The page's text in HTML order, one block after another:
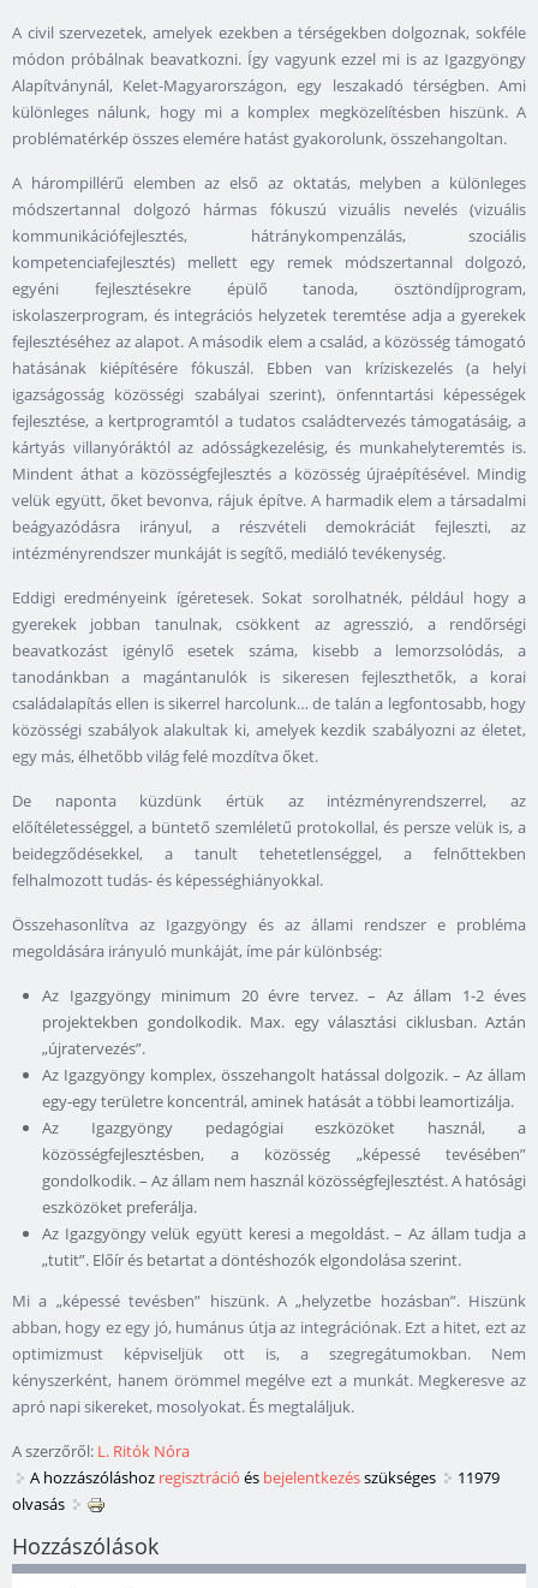
A civil szervezetek, amelyek ezekben a térségekben dolgoznak, sokféle
módon próbálnak beavatkozni. Így vagyunk ezzel mi is az Igazgyöngy
Alapítványnál, Kelet-Magyarországon, egy leszakadó térségben. Ami
különleges nálunk, hogy mi a komplex megközelítésben hiszünk. A
problématérkép összes elemére hatást gyakorolunk, összehangoltan.
A hárompillérű elemben az első az oktatás, melyben a különleges
módszertannal dolgozó hármas fókuszú vizuális nevelés (vizuális
kommunikációfejlesztés, hátránykompenzálás, szociális
kompetenciafejlesztés) mellett egy remek módszertannal dolgozó,
egyéni fejlesztésekre épülő tanoda, ösztöndíjprogram,
iskolaszerprogram, és integrációs helyzetek teremtése adja a gyerekek
fejlesztéséhez az alapot. A második elem a család, a közösség támogató
hatásának kiépítésére fókuszál. Ebben van kríziskezelés (a helyi
igazságosság közösségi szabályai szerint), önfenntartási képességek
fejlesztése, a kertprogramtól a tudatos családtervezés támogatásáig, a
kártyás villanyóráktól az adósságkezelésig, és munkahelyteremtés is.
Mindent áthat a közösségfejlesztés a közösség újraépítésével. Mindig
velük együtt, őket bevonva, rájuk építve. A harmadik elem a társadalmi
beágyazódásra irányul, a részvételi demokráciát fejleszti, az
intézményrendszer munkáját is segítő, mediáló tevékenység.
Eddigi eredményeink ígéretesek. Sokat sorolhatnék, például hogy a
gyerekek jobban tanulnak, csökkent az agresszió, a rendőrségi
beavatkozást igénylő esetek száma, kisebb a lemorzsolódás, a
tanodánkban a magántanulók is sikeresen fejleszthetők, a korai
családalapítás ellen is sikerrel harcolunk… de talán a legfontosabb, hogy
közösségi szabályok alakultak ki, amelyek kezdik szabályozni az életet,
egy más, élhetőbb világ felé mozdítva őket.
De naponta küzdünk értük az intézményrendszerrel, az
előítéletességgel, a büntető szemléletű protokollal, és persze velük is, a
beidegződésekkel, a tanult tehetetlenséggel, a felnőttekben
felhalmozott tudás- és képességhiányokkal.
Összehasonlítva az Igazgyöngy és az állami rendszer e probléma
megoldására irányuló munkáját, íme pár különbség:
Az Igazgyöngy minimum 20 évre tervez. – Az állam 1-2 éves
projektekben gondolkodik. Max. egy választási ciklusban. Aztán
„újratervezés”.
Az Igazgyöngy komplex, összehangolt hatással dolgozik. – Az állam
egy-egy területre koncentrál, aminek hatását a többi leamortizálja.
Az Igazgyöngy pedagógiai eszközöket használ, a
közösségfejlesztésben, a közösség „képessé tevésében”
gondolkodik. – Az állam nem használ közösségfejlesztést. A hatósági
eszközöket preferálja.
Az Igazgyöngy velük együtt keresi a megoldást. – Az állam tudja a
„tutit”. Előír és betartat a döntéshozók elgondolása szerint.
Mi a „képessé tevésben” hiszünk. A „helyzetbe hozásban”. Hiszünk
abban, hogy ez egy jó, humánus útja az integrációnak. Ezt a hitet, ezt az
optimizmust képviseljük ott is, a szegregátumokban. Nem
kényszerként, hanem örömmel megélve ezt a munkát. Megkeresve az
apró napi sikereket, mosolyokat. És megtaláljuk.
A szerzőről: L. Ritók Nóra
A hozzászóláshoz regisztráció és bejelentkezésszükséges
11979
olvasás
Hozzászólások